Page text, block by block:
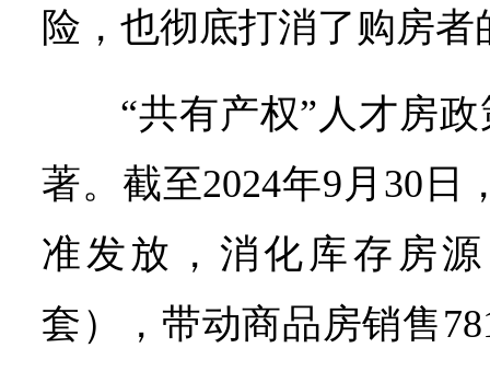
险，也彻底打消了购房
“共有产权”人才房
著。截至2024年9月30日
准发放，消化库存房源
套），带动商品房销售